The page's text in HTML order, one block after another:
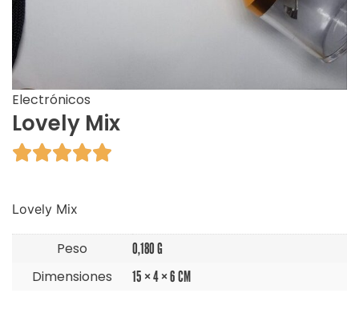
Electrónicos
Lovely Mix

Lovely Mix
Peso 0,180 G
Dimensiones 15 × 4 × 6 CM